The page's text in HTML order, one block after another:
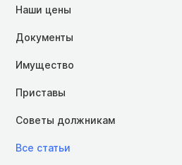
Наши цены
Документы
Имущество
Приставы
Советы должникам
Все статьи